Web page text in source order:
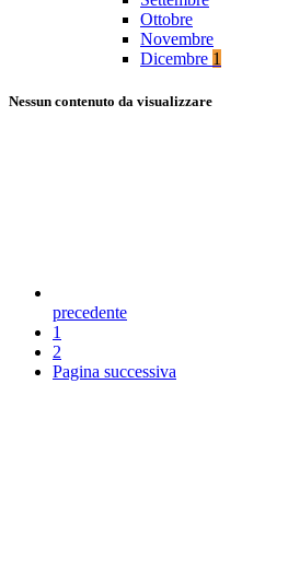
Ottobre
Novembre
Dicembre 1
Nessun contenuto da visualizzare
precedente
1
2
Pagina successiva